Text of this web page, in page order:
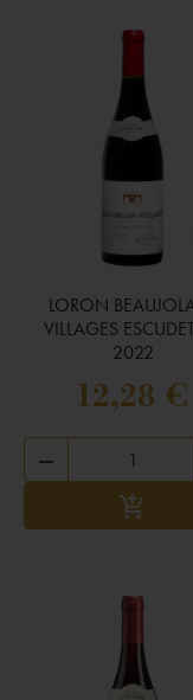
LORON
VILLAGES
2022
12,28 €

